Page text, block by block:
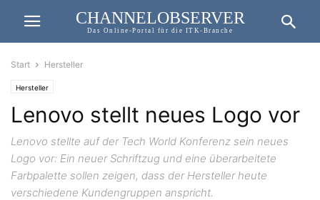
CHANNELOBSERVER
Das Online-Portal für die ITK-Branche
Start Hersteller
Hersteller
Lenovo stellt neues Logo vor
Lenovo stellte auf der Tech World Konferenz sein neues
Logo vor: Ein neuer Schriftzug und eine überarbeitete
Farbpalette sollen zeigen, dass der Hersteller heute
verschiedene Kundengruppen anspricht.